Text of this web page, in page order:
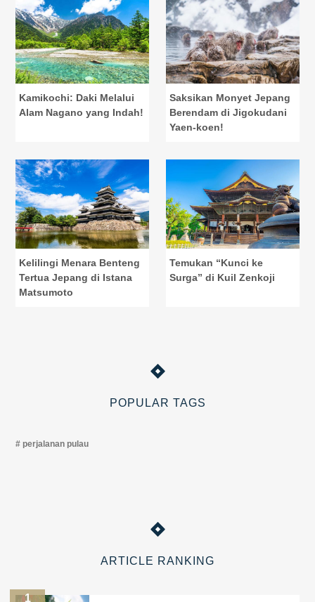
Kamikochi: Daki Melalui
Alam Nagano yang Indah!
Saksikan Monyet Jepang
Berendam di Jigokudani
Yaen-koen!
Kelilingi Menara Benteng
Tertua Jepang di Istana
Matsumoto
Temukan “Kunci ke
Surga” di Kuil Zenkoji
POPULAR TAGS
perjalanan pulau
ARTICLE RANKING